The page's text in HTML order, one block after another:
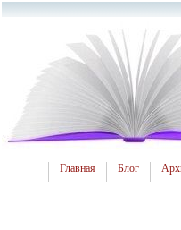
Главная Блог